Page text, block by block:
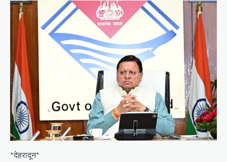
*देहरादून*